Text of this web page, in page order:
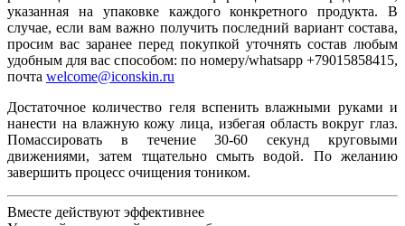
указанная на упаковке каждого конкретного продукта. В
случае, если вам важно получить последний вариант состава,
просим вас заранее перед покупкой уточнять состав любым
удобным для вас способом: по номеру/whatsapp +79015858415,
почта welcome@iconskin.ru
Достаточное количество геля вспенить влажными руками и
нанести на влажную кожу лица, избегая область вокруг глаз.
Помассировать в течение 30-60 секунд круговыми
движениями, затем тщательно смыть водой. По желанию
завершить процесс очищения тоником.
Вместе действуют эффективнее